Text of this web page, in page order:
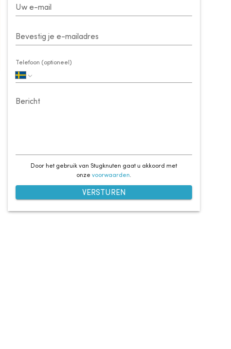
Uw e-mail
Bevestig je e-mailadres
Telefoon (optioneel)
Bericht
Door het gebruik van Stugknuten gaat u akkoord met
onze voorwaarden.
VERSTUREN